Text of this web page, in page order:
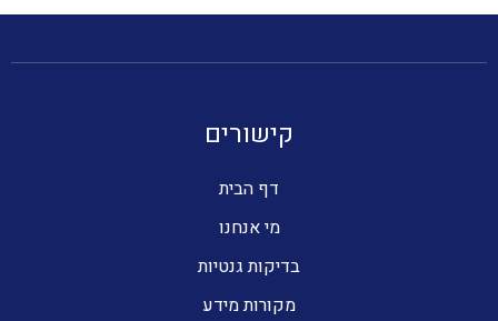
קישורים
דף הבית
מי אנחנו
בדיקות גנטיות
מקורות מידע